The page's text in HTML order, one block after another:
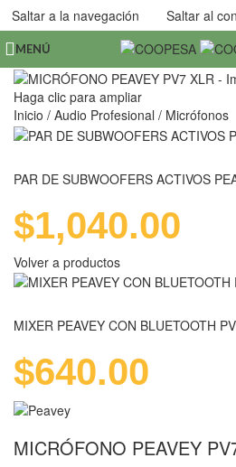
Saltar a la navegación Saltar al
MENÚ
Haga clic para ampliar
Inicio / Audio Profesional / Micrófonos
PAR DE SUBWOOFERS ACTIVOS
$1,040.00
Volver a productos
MIXER PEAVEY CON BLUETOOTH
$640.00
MICRÓFONO PEAVEY